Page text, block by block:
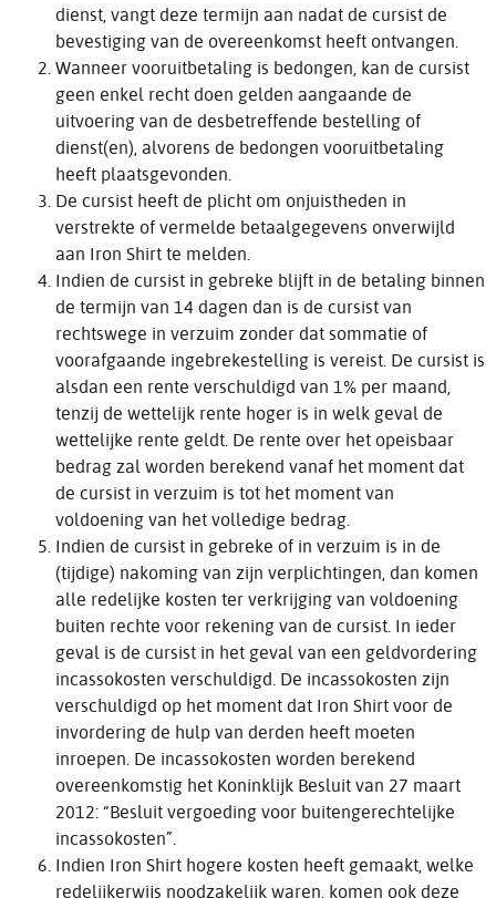
dienst, vangt deze termijn aan nadat de cursist de
bevestiging van de overeenkomst heeft ontvangen.
Wanneer vooruitbetaling is bedongen, kan de cursist
geen enkel recht doen gelden aangaande de
uitvoering van de desbetreffende bestelling of
dienst(en), alvorens de bedongen vooruitbetaling
heeft plaatsgevonden.
De cursist heeft de plicht om onjuistheden in
verstrekte of vermelde betaalgegevens onverwijld
aan Iron Shirt te melden.
Indien de cursist in gebreke blijft in de betaling binnen
de termijn van 14 dagen dan is de cursist van
rechtswege in verzuim zonder dat sommatie of
voorafgaande ingebrekestelling is vereist. De cursist is
alsdan een rente verschuldigd van 1% per maand,
tenzij de wettelijk rente hoger is in welk geval de
wettelijke rente geldt. De rente over het opeisbaar
bedrag zal worden berekend vanaf het moment dat
de cursist in verzuim is tot het moment van
voldoening van het volledige bedrag.
Indien de cursist in gebreke of in verzuim is in de
(tijdige) nakoming van zijn verplichtingen, dan komen
alle redelijke kosten ter verkrijging van voldoening
buiten rechte voor rekening van de cursist. In ieder
geval is de cursist in het geval van een geldvordering
incassokosten verschuldigd. De incassokosten zijn
verschuldigd op het moment dat Iron Shirt voor de
invordering de hulp van derden heeft moeten
inroepen. De incassokosten worden berekend
overeenkomstig het Koninklijk Besluit van 27 maart
2012: “Besluit vergoeding voor buitengerechtelijke
incassokosten”.
Indien Iron Shirt hogere kosten heeft gemaakt, welke
redelijkerwijs noodzakelijk waren, komen ook deze